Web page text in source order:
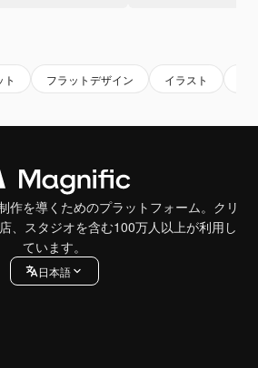
ト フラットデザイン イラスト
作を導くためのプラットフォーム。クリ
、スタジオを含む100万人以上が利用し
ています。
日本語